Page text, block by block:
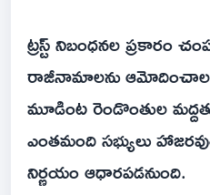
ట్రస్ట్‌ నిబంధనల ప్రకారం
రాజీనామాలను ఆమోదించాలంటే
మూడింట రెండొంతుల
ఎంతమంది సభ్యులు
నిర్ణయం ఆధారపడనుంది.